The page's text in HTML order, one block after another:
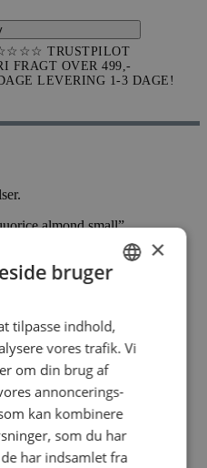
TRUSTPILOT
FRAGT OVER 499,-
LEVERING 1-3 DAGE!
almond small”
Krævede felter er
DANISH
×
bruger
tilpasse indhold,
vores trafik. Vi
om din brug af
annoncerings-
kan kombinere
som du har
har indsamlet fra